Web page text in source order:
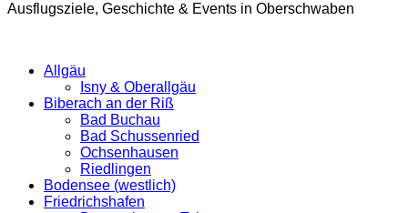
Ausflugsziele, Geschichte & Events in Oberschwaben
Allgäu
Isny & Oberallgäu
Biberach an der Riß
Bad Buchau
Bad Schussenried
Ochsenhausen
Riedlingen
Bodensee (westlich)
Friedrichshafen